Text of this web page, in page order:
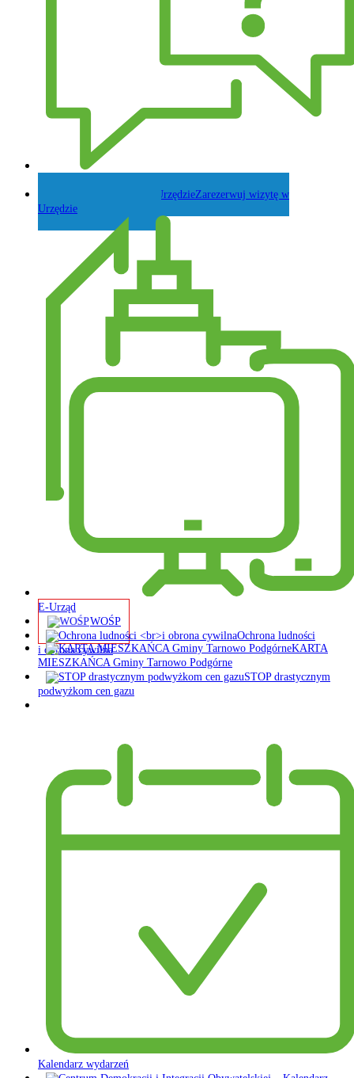
Zarezerwuj wizytę w
Urzędzie
E-Urząd
WOŚP
Ochrona ludności
i obrona cywilna
KARTA
MIESZKAŃCA Gminy Tarnowo Podgórne
STOP drastycznym
podwyżkom cen gazu
Kalendarz wydarzeń